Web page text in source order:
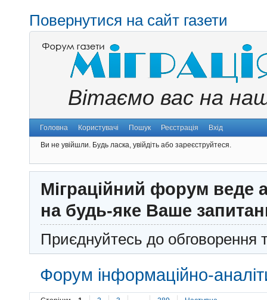
Повернутися на сайт газети
Вітаємо вас на
Головна Користувачі Пошук Реєстрація Вхід
Ви не увійшли. Будь ласка, увійдіть або зареєструйтеся.
Міграційний форум веде
на будь-яке Ваше
Приєднуйтесь до обговорення
Форум інформаційно-